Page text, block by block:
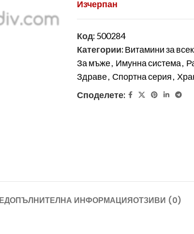
Изчерпан
Код:500284
Категории:Витамини за
За мъже, Имунна система,
Здраве, Спортна серия,
Споделете:
ДОПЪЛНИТЕЛНА ИНФОРМАЦИЯОТЗИВИ (0)